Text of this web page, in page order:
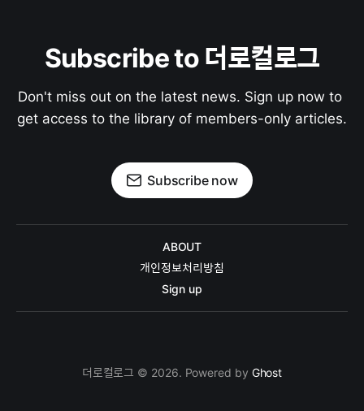
Subscribe to 더로컬로그
Don't miss out on the latest news. Sign up now to
get access to the library of members-only articles.
Subscribe now
ABOUT
개인정보처리방침
Sign up
더로컬로그 © 2026. Powered by Ghost